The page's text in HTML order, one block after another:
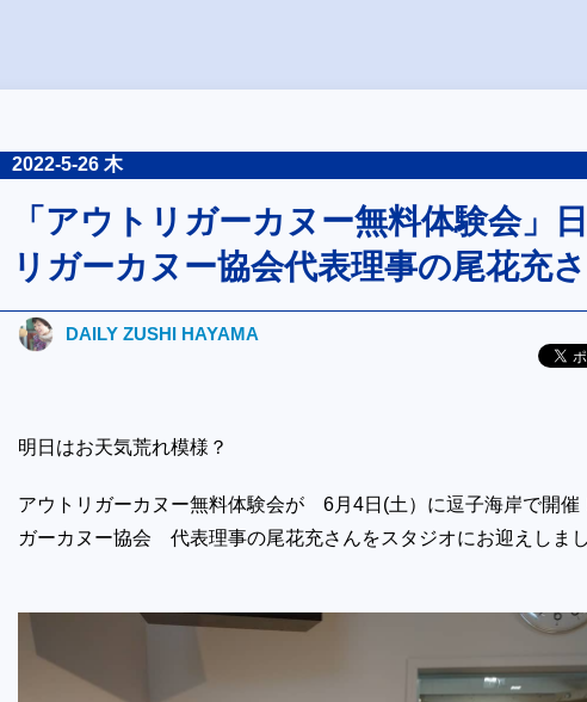
2022-5-26 木
「アウトリガーカヌー無料体験会」
リガーカヌー協会代表理事の尾花充
DAILY ZUSHI HAYAMA
明日はお天気荒れ模様？
アウトリガーカヌー無料体験会が 6月4日(土）に逗子海岸で開催
ガーカヌー協会 代表理事の尾花充さんをスタジオにお迎えしまし